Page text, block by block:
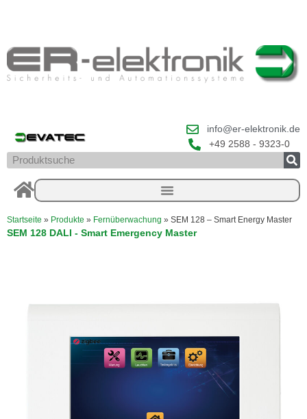
info@er-elektronik.de
+49 2588 - 9323-0
Suche
Startseite » Produkte » Fernüberwachung » SEM 128 – Smart Energy Master
SEM 128 DALI - Smart Emergency Master